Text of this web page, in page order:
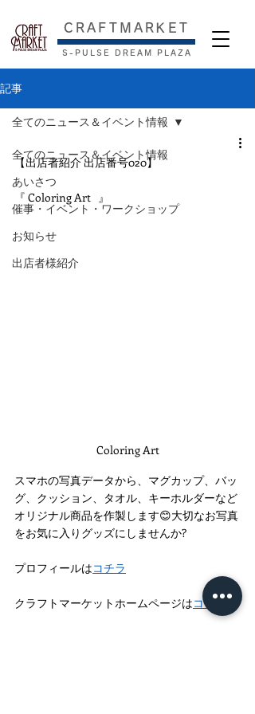
​CRAFTMARKET
S-PULSE DREAM PLAZA
記事
全てのニュース＆イベント情報
あいさつ
催事・イベント・ワークショップ
お知らせ
出店者様紹介
全てのニュース＆イベント情報
【出店者紹介 出店番号020】
『 Coloring Art   』
Coloring Art
スマホの写真データから、マグカップ、バッ
グ、クッション、タオル、キーホルダーなど
オリジナル商品を作製します😊大切なお写真
をお気に入りグッズにしませんか?
プロフィールはコチラ
クラフトマーケットホームページはコチラ